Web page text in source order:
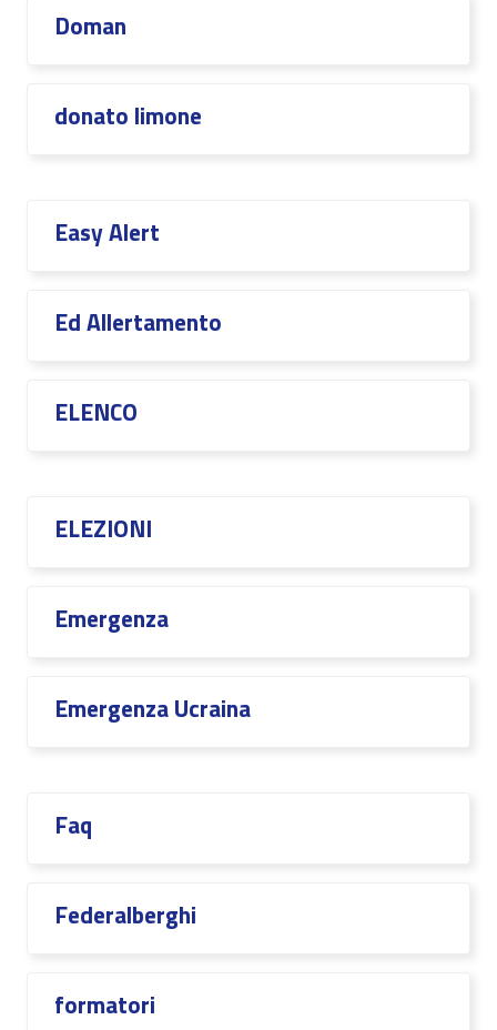
Doman
donato limone
Easy Alert
Ed Allertamento
ELENCO
ELEZIONI
Emergenza
Emergenza Ucraina
Faq
Federalberghi
formatori